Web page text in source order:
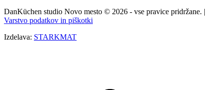
DanKüchen studio Novo mesto © 2026 - vse pravice pridržane. |
Varstvo podatkov in piškotki
Izdelava: STARKMAT